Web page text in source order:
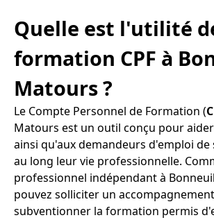
Quelle est l'utilité
formation CPF à
Matours ?
Le Compte Personnel de Formation (
Matours est un outil conçu pour
ainsi qu'aux demandeurs d'emploi
au long leur vie professionnelle.
professionnel indépendant à
pouvez solliciter un
subventionner la formation permis